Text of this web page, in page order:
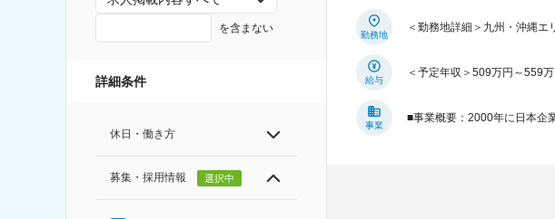
を含まない
詳細条件
休日・働き方
募集・採用情報 選択中
勤務地
＜勤務地詳細＞九州・沖縄
給与
＜予定年収＞509万円～559
事業
■事業概要：2000年に日本企